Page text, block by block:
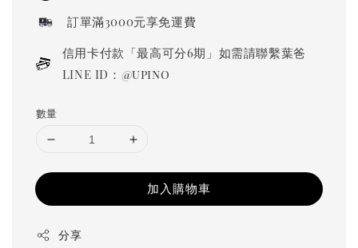
訂單滿3000元享免運費
信用卡付款「最高可分6期」如需請聯繫葉爸
LINE ID：@upino
數量
加入購物車
分享